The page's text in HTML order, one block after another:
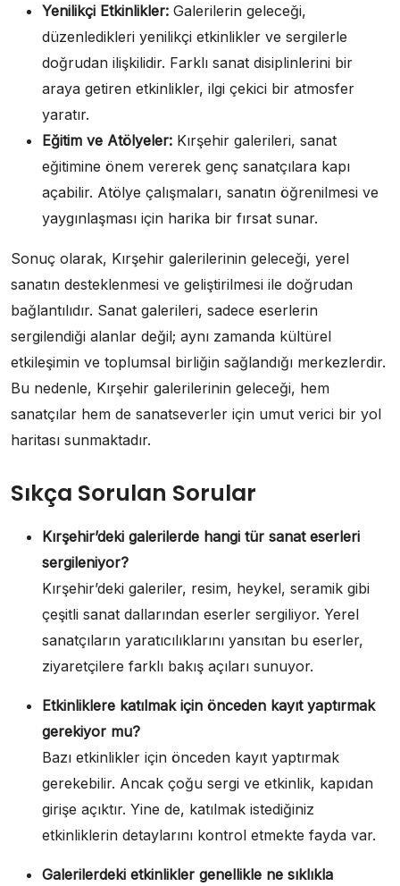
Yenilikçi Etkinlikler: Galerilerin geleceği,
düzenledikleri yenilikçi etkinlikler ve sergilerle
doğrudan ilişkilidir. Farklı sanat disiplinlerini bir
araya getiren etkinlikler, ilgi çekici bir atmosfer
yaratır.
Eğitim ve Atölyeler: Kırşehir galerileri, sanat
eğitimine önem vererek genç sanatçılara kapı
açabilir. Atölye çalışmaları, sanatın öğrenilmesi ve
yaygınlaşması için harika bir fırsat sunar.
Sonuç olarak, Kırşehir galerilerinin geleceği, yerel
sanatın desteklenmesi ve geliştirilmesi ile doğrudan
bağlantılıdır. Sanat galerileri, sadece eserlerin
sergilendiği alanlar değil; aynı zamanda kültürel
etkileşimin ve toplumsal birliğin sağlandığı merkezlerdir.
Bu nedenle, Kırşehir galerilerinin geleceği, hem
sanatçılar hem de sanatseverler için umut verici bir yol
haritası sunmaktadır.
Sıkça Sorulan Sorular
Kırşehir’deki galerilerde hangi tür sanat eserleri
sergileniyor?
Kırşehir’deki galeriler, resim, heykel, seramik gibi
çeşitli sanat dallarından eserler sergiliyor. Yerel
sanatçıların yaratıcılıklarını yansıtan bu eserler,
ziyaretçilere farklı bakış açıları sunuyor.
Etkinliklere katılmak için önceden kayıt yaptırmak
gerekiyor mu?
Bazı etkinlikler için önceden kayıt yaptırmak
gerekebilir. Ancak çoğu sergi ve etkinlik, kapıdan
girişe açıktır. Yine de, katılmak istediğiniz
etkinliklerin detaylarını kontrol etmekte fayda var.
Galerilerdeki etkinlikler genellikle ne sıklıkla